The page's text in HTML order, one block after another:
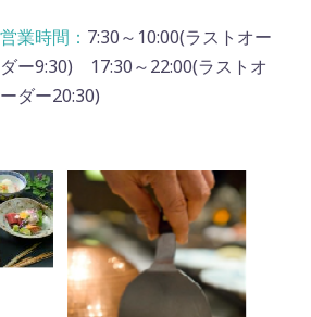
7:30～10:00(ラストオー
ダー9:30) 17:30～22:00(ラストオ
ーダー20:30)